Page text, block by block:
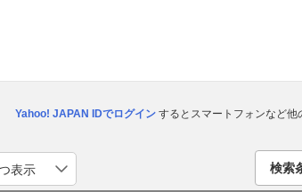
Yahoo! JAPAN IDでログインするとスマートフォンなど他
検索